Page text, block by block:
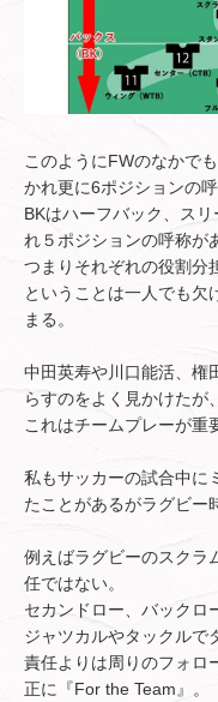
このようにFWのなかで
かれ更に6ポジションの呼
BKはハーフバック、ス
れ５ポジションの呼称が
つまりそれぞれの役割分
ということは一人でも欠
まる。
中田英寿や川口能活、権
らすのをよく見かけたが
これはチームプレーが重
私もサッカーの試合中に
たことがあるがラグビー
例えばラグビーのスクラ
任ではない。
セカンドロー、バックロ
ジャツカルやタックルで
責任よりは周りのフォロ
正に『For the Team』。